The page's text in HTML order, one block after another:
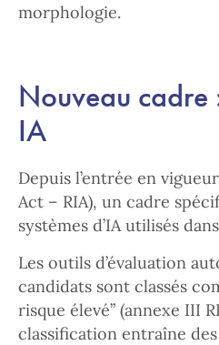
morphologie.
Nouveau cadre
IA
Depuis l’entrée en
Act – RIA), un cadre
systèmes d’IA utilisés
Les outils d’évaluation
candidats sont classés
risque élevé” (annexe III
classification entraîne